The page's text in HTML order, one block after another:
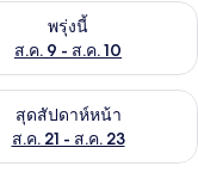
ส.ค. 9พรุ่งนี้
ส.ค. 9 - ส.ค. 10
จำนวนห้องพักว่างใน
ค. 14 - ส.ค. 16
สุดสัปดาห์หน้า
ส.ค. 21 - ส.ค. 23
บจำนวนห้องพักว่างใน